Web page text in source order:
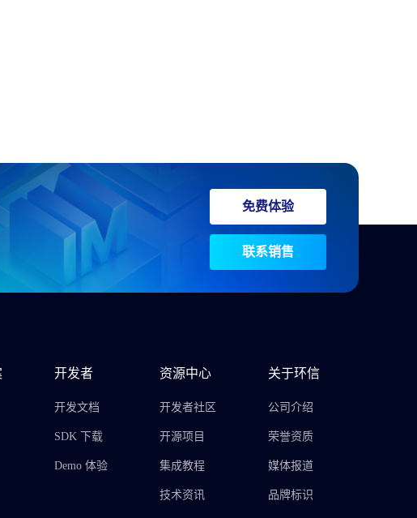
免费体验
联系销售
开发者
开发文档
SDK 下载
Demo 体验
资源中心
开发者社区
开源项目
集成教程
技术资讯
关于环信
公司介绍
荣誉资质
媒体报道
品牌标识